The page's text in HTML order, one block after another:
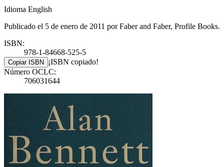
Idioma English
Publicado el 5 de enero de 2011 por Faber and Faber, Profile Books.
ISBN:
978-1-84668-525-5
Copiar ISBN
¡ISBN copiado!
Número OCLC:
706031644